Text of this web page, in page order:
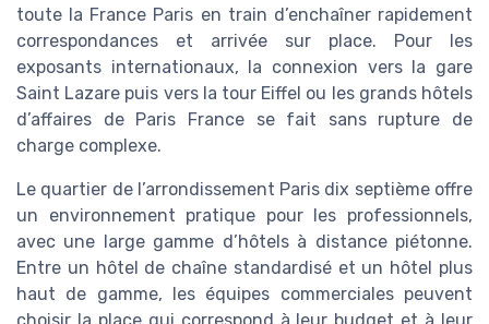
toute la France Paris en train d’enchaîner rapidement
correspondances et arrivée sur place. Pour les
exposants internationaux, la connexion vers la gare
Saint Lazare puis vers la tour Eiffel ou les grands hôtels
d’affaires de Paris France se fait sans rupture de
charge complexe.
Le quartier de l’arrondissement Paris dix septième offre
un environnement pratique pour les professionnels,
avec une large gamme d’hôtels à distance piétonne.
Entre un hôtel de chaîne standardisé et un hôtel plus
haut de gamme, les équipes commerciales peuvent
choisir la place qui correspond à leur budget et à leur